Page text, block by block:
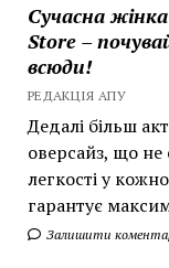
Сучасна
Store –
всюди!
РЕДАКЦІЯ АПУ
Дедалі більш
оверсайз, що не
легкості у
гарантує
Залишити